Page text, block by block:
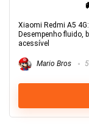
Xiaomi Redmi A5
Desempenho fluido,
acessível
Mario Bros